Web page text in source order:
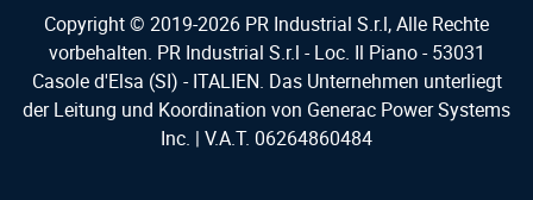
Copyright © 2019-2026 PR Industrial S.r.l, Alle Rechte
vorbehalten. PR Industrial S.r.l - Loc. Il Piano - 53031
Casole d'Elsa (SI) - ITALIEN. Das Unternehmen unterliegt
der Leitung und Koordination von Generac Power Systems
Inc. | V.A.T. 06264860484